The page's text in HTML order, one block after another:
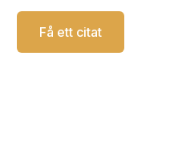
Få ett citat